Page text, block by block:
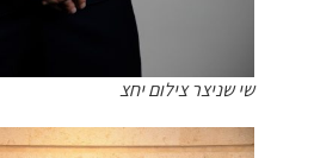
שי שניצר צילום יחצ